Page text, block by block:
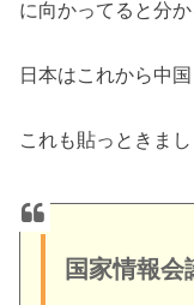
に向かってると分か
日本はこれから中
これも貼っときまし
国家情報会